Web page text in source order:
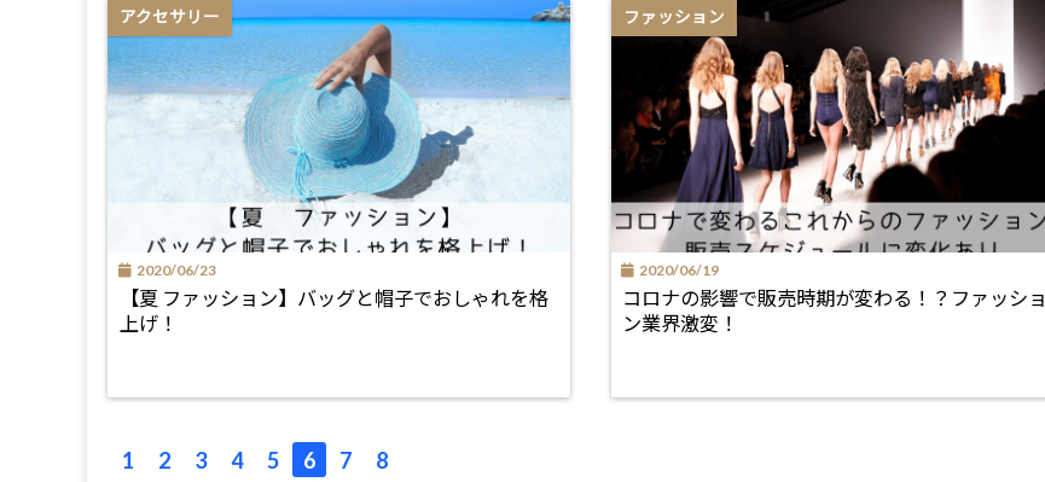
アクセサリー
2020/06/23
【夏 ファッション】バッグと帽子でおしゃれを格
上げ！
ファッション
2020/06/19
コロナの影響で販売時期が変わる！？ファッショ
ン業界激変！
1 2 3 4 5 6 7 8